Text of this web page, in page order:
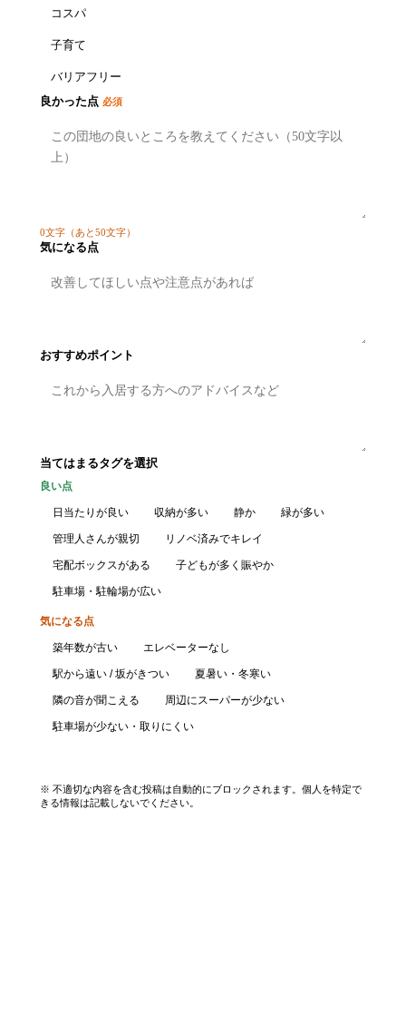
コスパ
子育て
バリアフリー
良かった点 必須
0文字 （あと50文字）
気になる点
おすすめポイント
当てはまるタグを選択
良い点
日当たりが良い 収納が多い 静か 緑が多い
管理人さんが親切 リノベ済みでキレイ
宅配ボックスがある 子どもが多く賑やか
駐車場・駐輪場が広い
気になる点
築年数が古い エレベーターなし
駅から遠い / 坂がきつい 夏暑い・冬寒い
隣の音が聞こえる 周辺にスーパーが少ない
駐車場が少ない・取りにくい
※ 不適切な内容を含む投稿は自動的にブロックされます。個人を特定で
きる情報は記載しないでください。